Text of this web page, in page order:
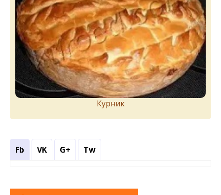
Курник
Fb VK G+ Tw